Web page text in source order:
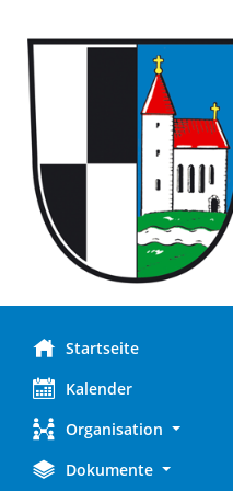
Startseite
Kalender
Organisation
Dokumente